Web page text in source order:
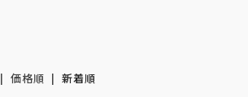
| 価格順 |新着順